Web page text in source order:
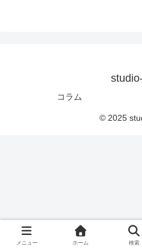
コラム
© 2025
メニュー ホーム 検索